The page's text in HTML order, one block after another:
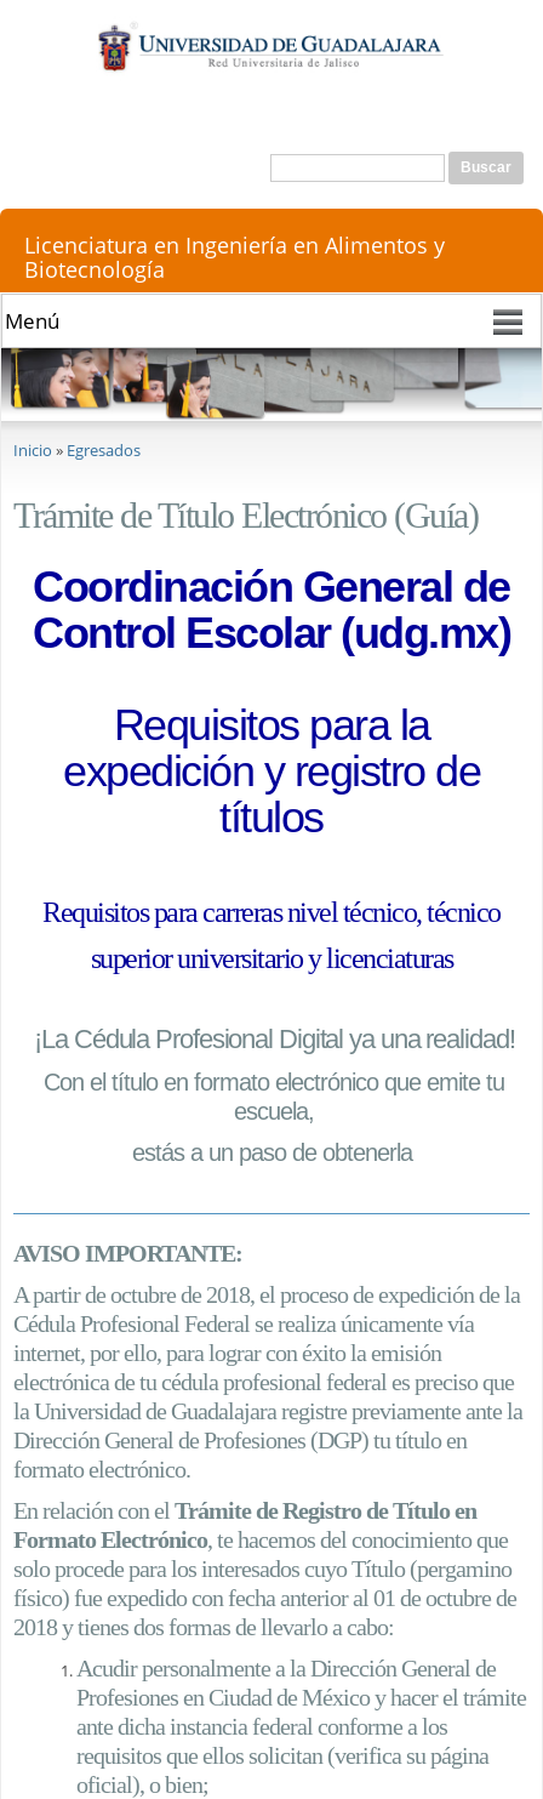
contenido
principal
Formulario de búsqueda
Buscar
Licenciatura en Ingeniería en Alimentos y
Biotecnología
Inicio » Egresados
Trámite de Título Electrónico (Guía)
Coordinación General de
Control Escolar (udg.mx)
Requisitos para la
expedición y registro de
títulos
Requisitos para carreras nivel técnico, técnico
superior universitario y licenciaturas
¡La Cédula Profesional Digital ya una realidad!
Con el título en formato electrónico que emite tu
escuela,
estás a un paso de obtenerla
AVISO IMPORTANTE:
A partir de octubre de 2018, el proceso de expedición de la
Cédula Profesional Federal se realiza únicamente vía
internet, por ello, para lograr con éxito la emisión
electrónica de tu cédula profesional federal es preciso que
la Universidad de Guadalajara registre previamente ante la
Dirección General de Profesiones (DGP) tu título en
formato electrónico.
En relación con el Trámite de Registro de Títuloen
Formato Electrónico, te hacemos del conocimiento que
solo procede para los interesados cuyo Título (pergamino
físico) fue expedido con fecha anterior al 01 de octubre de
2018 y tienes dos formas de llevarlo a cabo:
Acudir personalmente a la Dirección General de
Profesiones en Ciudad de México y hacer el trámite
ante dicha instancia federal conforme a los
requisitos que ellos solicitan (verifica su página
oficial), o bien;